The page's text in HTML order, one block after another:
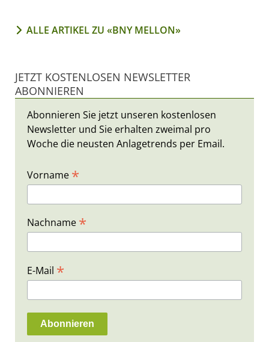
ALLE ARTIKEL ZU «BNY MELLON»
JETZT KOSTENLOSEN NEWSLETTER
ABONNIEREN
Abonnieren Sie jetzt unseren kostenlosen
Newsletter und Sie erhalten zweimal pro
Woche die neusten Anlagetrends per Email.
Vorname *
Nachname *
E-Mail *